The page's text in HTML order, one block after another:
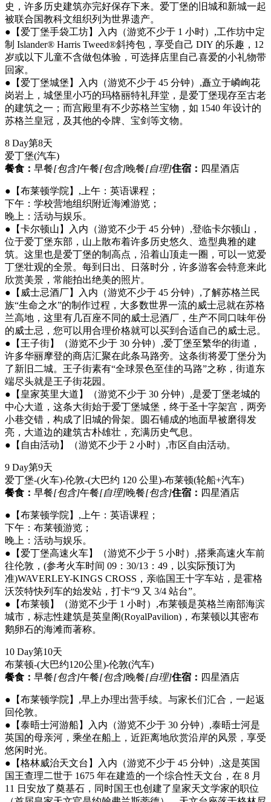
史，许多历史建筑亦完好保存下来。爱丁堡的旧城和新城一起
被联合国教科文组织列为世界遗产。
●【爱丁堡手袋工坊】入内（游览不少于 1 小时）,工作坊中定
制 Islander® Harris Tweed®斜挎包，享受自己 DIY 的乐趣，12
岁或以下儿童不含做包体验，可选择店里自己喜爱的小礼物带
回家。
●【爱丁堡城堡】入内（游览不少于 45 分钟）,矗立于嶙峋花
岗岩上，城堡里小巧的玛格丽特礼拜堂，是爱丁堡现存至古老
的建筑之一；而宫殿里有不少苏格兰宝物，如 1540 年设计的
苏格兰皇冠，及其他的令牌、宝剑等文物。
8 Day第8天
爱丁堡(汽车)
餐食： 早餐[包含]午餐[包含]晚餐[自理]住宿： 四星酒店
●【布莱顿学院】,上午：英语课程；
下午：学校营地组织附近海滩游览；
晚上：活动与娱乐。
●【卡尔顿山】入内（游览不少于 45 分钟）,登临卡尔顿山，
位于爱丁堡东部，山上散布着许多历史悠久、造型典雅的建
筑。这里也是爱丁堡的制高点，沿着山顶走一圈，可以一览爱
丁堡壮观的全景。每到日出、日落时分，许多游客会特意来此
欣赏美景，常能拍出绝美的照片。
●【威士忌酒厂】入内（游览不少于 45 分钟）,了解苏格兰民
族“生命之水”的制作过程，大多数世界一流的威士忌就在苏格
兰高地，这里有几百座不同的威士忌酒厂，生产不同口味年份
的威士忌，您可以用合理价格就可以买到合适自己的威士忌。
●【王子街】（游览不少于 30 分钟）,爱丁堡至繁华的街道，
许多华丽摩登的商店汇聚在此条马路旁。这条街将爱丁堡分为
了新旧二城。王子街素有“全球景色至佳的马路”之称，街道东
端尽头就是王子街花园。
●【皇家英里大道】（游览不少于 30 分钟）,是爱丁堡老城的
中心大道，这条大街始于爱丁堡城堡，终于圣十字架宫，两旁
小巷交错，构成了旧城的骨架。圆石铺成的地面早被磨得发
亮，大道边的建筑古朴雄壮，充满历史气息。
●【自由活动】（游览不少于 2 小时）,市区自由活动。
9 Day第9天
爱丁堡-(火车)-伦敦-(大巴约 120 公里)-布莱顿(轮船+汽车)
餐食： 早餐[包含]午餐[自理]晚餐[包含]住宿： 四星酒店
●【布莱顿学院】,上午：英语课程；
下午：布莱顿游览；
晚上：活动与娱乐。
●【爱丁堡高速火车】（游览不少于 5 小时）,搭乘高速火车前
往伦敦，(参考火车时间 09：30/13：49，以实际预订为
准)WAVERLEY-KINGS CROSS，亲临国王十字车站，是霍格
沃茨特快列车的始发站，打卡“9 又 3/4 站台”。
●【布莱顿】（游览不少于 1 小时）,布莱顿是英格兰南部海滨
城市，标志性建筑是英皇阁(RoyalPavilion)，布莱顿以其密布
鹅卵石的海滩而著称。
10 Day第10天
布莱顿-(大巴约120公里)-伦敦(汽车)
餐食： 早餐[包含]午餐[包含]晚餐[自理]住宿： 四星酒店
●【布莱顿学院】,早上办理出营手续。与家长们汇合，一起返
回伦敦。
●【泰晤士河游船】入内（游览不少于 30 分钟）,泰晤士河是
英国的母亲河，乘坐在船上，近距离地欣赏沿岸的风景，享受
悠闲时光。
●【格林威治天文台】入内（游览不少于 45 分钟）,这是英国
国王查理二世于 1675 年在建造的一个综合性天文台，在 8 月
11 日安放了奠基石，同时国王也创建了皇家天文学家的职位